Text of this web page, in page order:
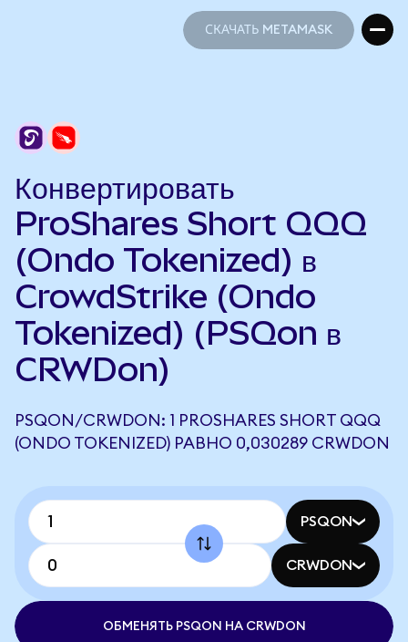
СКАЧАТЬ METAMASK
Конвертировать
ProShares Short QQQ
(Ondo Tokenized) в
CrowdStrike (Ondo
Tokenized) (PSQon в
CRWDon)
PSQON/CRWDON: 1 PROSHARES SHORT QQQ
(ONDO TOKENIZED) РАВНО 0,030289 CRWDON
PSQON
CRWDON
ОБМЕНЯТЬ PSQON НА CRWDON